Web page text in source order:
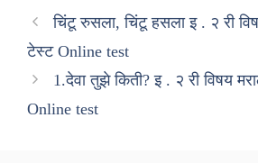
चिंटू रुसला, चिंटू हसला इ . २ री
टेस्ट Online test
1.देवा तुझे किती? इ . २ री विषय
Online test